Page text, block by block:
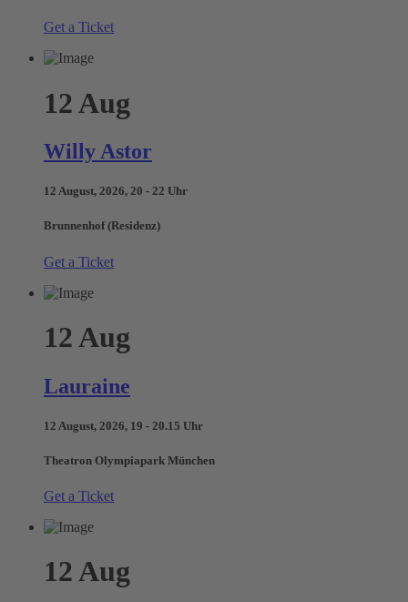
Get a Ticket
12 Aug
Willy Astor
12 August, 2026, 20 - 22 Uhr
Brunnenhof (Residenz)
Get a Ticket
12 Aug
Lauraine
12 August, 2026, 19 - 20.15 Uhr
Theatron Olympiapark München
Get a Ticket
12Aug